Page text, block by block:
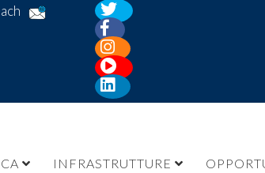
INFRASTRUTTURE